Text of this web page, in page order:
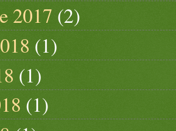
2017 (2)
(1)
(1)
(1)